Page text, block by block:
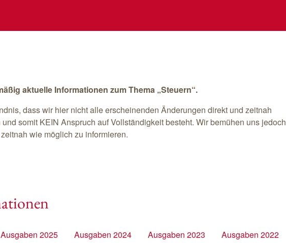
aktuelle Informationen zum Thema „Steuern“.
dass wir hier nicht alle erscheinenden Änderungen direkt und zeitnah
somit KEIN Anspruch auf Vollständigkeit besteht. Wir bemühen uns jedoch
wie möglich zu informieren.
Ausgaben 2025 Ausgaben 2024 Ausgaben 2023 Ausgaben 2022